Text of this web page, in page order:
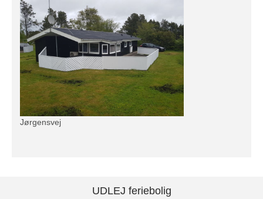
Jørgensvej
UDLEJ feriebolig